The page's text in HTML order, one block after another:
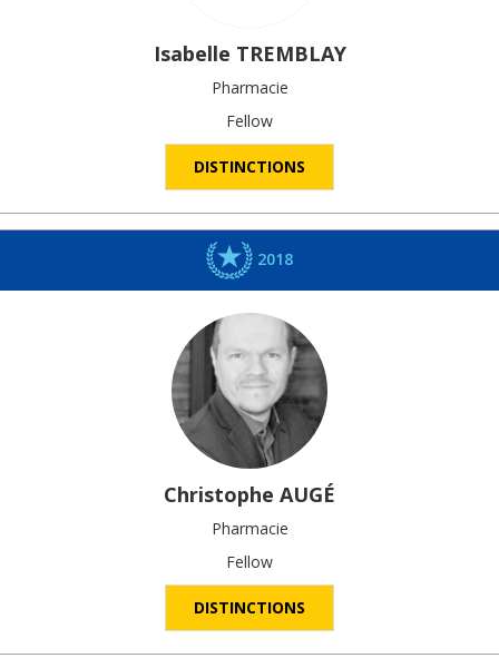
Isabelle TREMBLAY
Pharmacie
Fellow
DISTINCTIONS
2018
Christophe AUGÉ
Pharmacie
Fellow
DISTINCTIONS